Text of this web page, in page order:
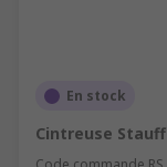
En stock
Cintreuse